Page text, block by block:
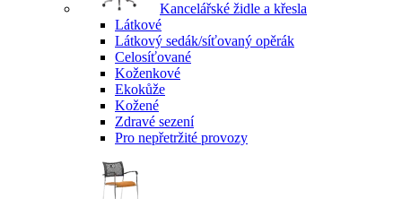
Kancelářské židle a křesla
Látkové
Látkový sedák/síťovaný opěrák
Celosíťované
Koženkové
Ekokůže
Kožené
Zdravé sezení
Pro nepřetržité provozy